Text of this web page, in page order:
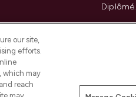
Payer en toute sécurité avec
our site,
efforts.
which may
reach